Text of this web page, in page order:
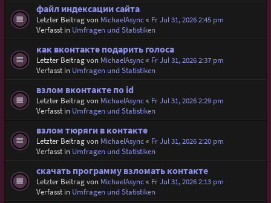
файл индексации сайта
Letzter Beitrag von MichaelAsync« Fr Jul 31, 2026 2:45 pm
Verfasst in Umfragen und Statistiken
как вконтакте подарить голоса
Letzter Beitrag von MichaelAsync« Fr Jul 31, 2026 2:37 pm
Verfasst in Umfragen und Statistiken
взлом вконтакте по id
Letzter Beitrag von MichaelAsync« Fr Jul 31, 2026 2:29 pm
Verfasst in Umfragen und Statistiken
взлом тюряги в контакте
Letzter Beitrag von MichaelAsync« Fr Jul 31, 2026 2:20 pm
Verfasst in Umfragen und Statistiken
скачать программу взломать контакте
Letzter Beitrag von MichaelAsync« Fr Jul 31, 2026 2:13 pm
Verfasst in Umfragen und Statistiken